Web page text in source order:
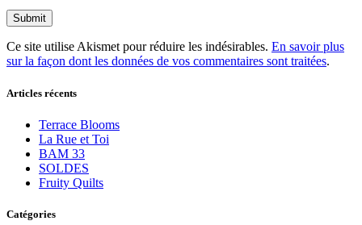
Ce site utilise Akismet pour réduire les indésirables. En savoir plus
sur la façon dont les données de vos commentaires sont traitées.
Articles récents
Terrace Blooms
La Rue et Toi
BAM 33
SOLDES
Fruity Quilts
Catégories